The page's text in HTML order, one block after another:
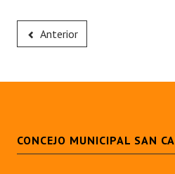
Anterior
CONCEJO MUNICIPAL SAN